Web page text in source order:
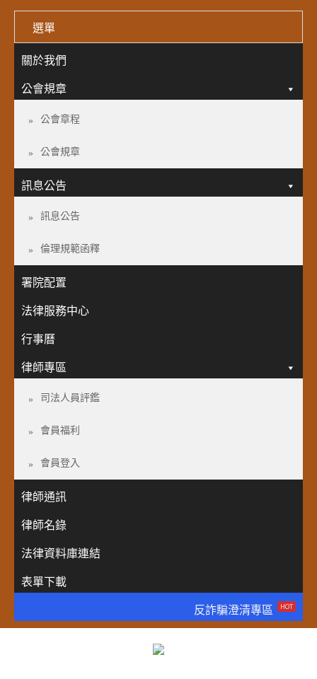
選單
關於我們
公會規章
公會章程
公會規章
訊息公告
訊息公告
倫理規範函釋
署院配置
法律服務中心
行事曆
律師專區
司法人員評鑑
會員福利
會員登入
律師通訊
律師名錄
法律資料庫連結
表單下載
反詐騙澄清專區
HOT